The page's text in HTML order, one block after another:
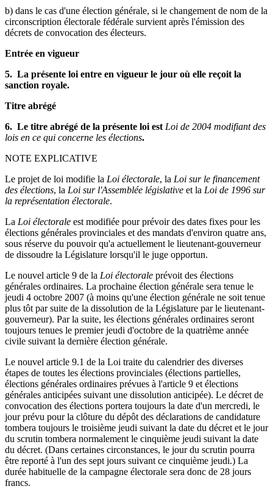
b) dans le cas d'une élection générale, si le changement de nom de la
circonscription électorale fédérale survient après l'émission des
décrets de convocation des électeurs.
Entrée en vigueur
5. La présente loi entre en vigueur le jour où elle reçoit la
sanction royale.
Titre abrégé
6. Le titre abrégé de la présente loi est Loi de 2004 modifiant des
lois en ce qui concerne les élections.
NOTE EXPLICATIVE
Le projet de loi modifie la Loi électorale, la Loi sur le financement
des élections, la Loi sur l'Assemblée législative et la Loi de 1996 sur
la représentation électorale.
La Loi électorale est modifiée pour prévoir des dates fixes pour les
élections générales provinciales et des mandats d'environ quatre ans,
sous réserve du pouvoir qu'a actuellement le lieutenant-gouverneur
de dissoudre la Législature lorsqu'il le juge opportun.
Le nouvel article 9 de la Loi électorale prévoit des élections
générales ordinaires. La prochaine élection générale sera tenue le
jeudi 4 octobre 2007 (à moins qu'une élection générale ne soit tenue
plus tôt par suite de la dissolution de la Législature par le lieutenant-
gouverneur). Par la suite, les élections générales ordinaires seront
toujours tenues le premier jeudi d'octobre de la quatrième année
civile suivant la dernière élection générale.
Le nouvel article 9.1 de la Loi traite du calendrier des diverses
étapes de toutes les élections provinciales (élections partielles,
élections générales ordinaires prévues à l'article 9 et élections
générales anticipées suivant une dissolution anticipée). Le décret de
convocation des élections portera toujours la date d'un mercredi, le
jour prévu pour la clôture du dépôt des déclarations de candidature
tombera toujours le troisième jeudi suivant la date du décret et le jour
du scrutin tombera normalement le cinquième jeudi suivant la date
du décret. (Dans certaines circonstances, le jour du scrutin pourra
être reporté à l'un des sept jours suivant ce cinquième jeudi.) La
durée habituelle de la campagne électorale sera donc de 28 jours
francs.